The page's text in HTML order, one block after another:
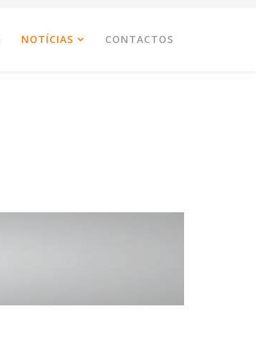
NOTÍCIAS CONTACTOS